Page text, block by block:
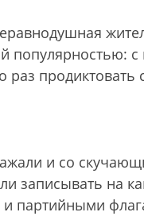
популярностью: с
продиктовать
и со
записывать на
партийными